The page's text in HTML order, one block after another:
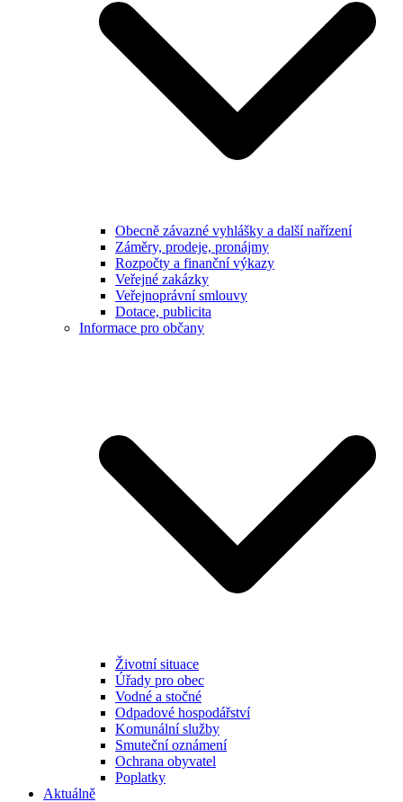
Obecně závazné vyhlášky a další nařízení
Záměry, prodeje, pronájmy
Rozpočty a finanční výkazy
Veřejné zakázky
Veřejnoprávní smlouvy
Dotace, publicita
Informace pro občany
Životní situace
Úřady pro obec
Vodné a stočné
Odpadové hospodářství
Komunální služby
Smuteční oznámení
Ochrana obyvatel
Poplatky
Aktuálně